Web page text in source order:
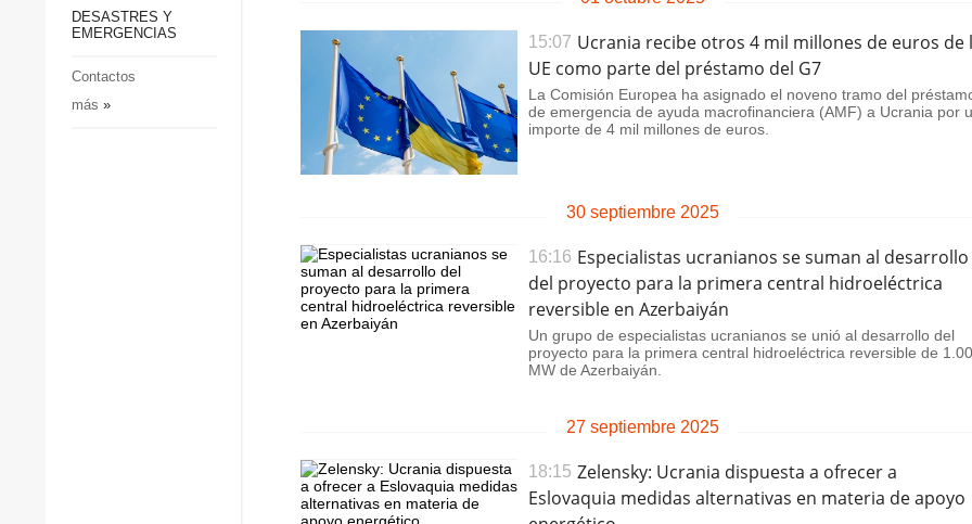
Sociedad y Cultura
Desastres y emergencias
personales
DESASTRES Y
EMERGENCIAS
Contactos
más »
15:07 Ucrania recibe otros 4 mil millones de euros de
UE como parte del préstamo del G7
La Comisión Europea ha asignado el noveno tramo del
de emergencia de ayuda macrofinanciera (AMF) a Ucrania por
importe de 4 mil millones de euros.
30 septiembre 2025
16:16 Especialistas ucranianos se suman al desarrollo
del proyecto para la primera central hidroeléctrica
reversible en Azerbaiyán
Un grupo de especialistas ucranianos se unió al desarrollo del
proyecto para la primera central hidroeléctrica reversible de
MW de Azerbaiyán.
27 septiembre 2025
18:15 Zelensky: Ucrania dispuesta a ofrecer a
Eslovaquia medidas alternativas en materia de apoyo